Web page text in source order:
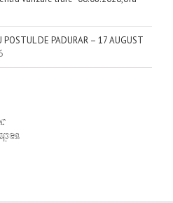
DE PADURAR – 17 AUGUST